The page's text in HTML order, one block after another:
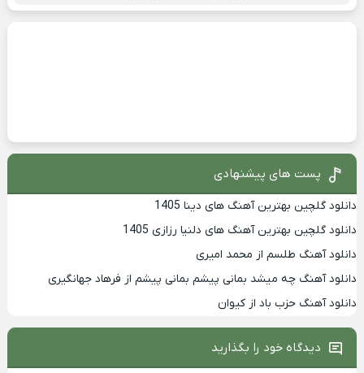
پست های پیشنهادی
دانلود گلچین بهترین آهنگ های دینا 1405
دانلود گلچین بهترین آهنگ های دلنیا رزازی 1405
دانلود آهنگ طلسم از محمد امیری
دانلود آهنگ چه میشد بمانی پیشم بمانی پیشم از فرهاد جهانگیری
دانلود آهنگ حزب باد از کیوان
دیدگاه خود را بگذارید